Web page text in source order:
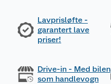
Lavprisløfte -
garantert lave
priser!
Drive-in - Med bilen
som handlevogn